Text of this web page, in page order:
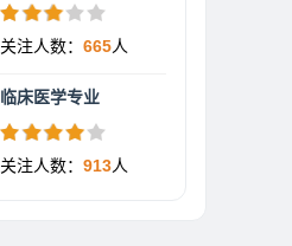
关注人数： 665人
临床医学专业
关注人数： 913人